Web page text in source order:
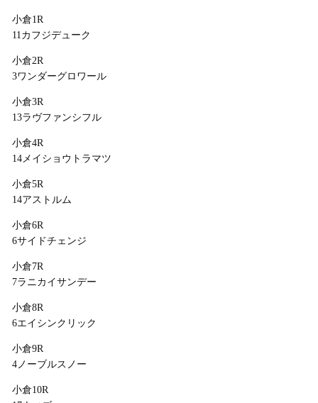
小倉1R
11カフジデューク
小倉2R
3ワンダーグロワール
小倉3R
13ラヴファンシフル
小倉4R
14メイショウトラマツ
小倉5R
14アストルム
小倉6R
6サイドチェンジ
小倉7R
7ラニカイサンデー
小倉8R
6エイシンクリック
小倉9R
4ノーブルスノー
小倉10R